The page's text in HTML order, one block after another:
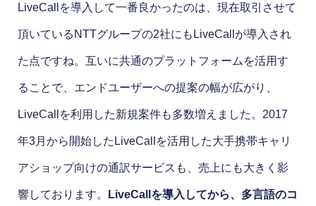
LiveCallを導入して一番良かったのは、現在取引させて
頂いているNTTグループの2社にもLiveCallが導入され
た点ですね。互いに共通のプラットフォームを活用す
ることで、エンドユーザーへの提案の幅が広がり、
LiveCallを利用した新規案件も多数増えました。2017
年3月から開始したLiveCallを活用した大手携帯キャリ
アショップ向けの通訳サービスも、売上にも大きく影
響しております。 LiveCallを導入してから、多言語のコ